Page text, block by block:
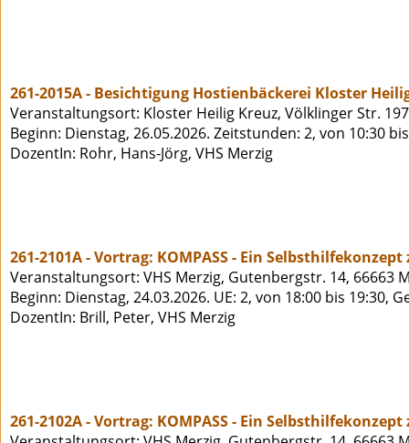
261-2015A - Besichtigung Hostienbäckerei Kloster
Veranstaltungsort: Kloster Heilig Kreuz, Völklinger Str.
Beginn: Dienstag, 26.05.2026. Zeitstunden: 2, von 10:30
DozentIn: Rohr, Hans-Jörg, VHS Merzig
261-2101A - Vortrag: KOMPASS - Ein
Veranstaltungsort: VHS Merzig, Gutenbergstr. 14, 66663
Beginn: Dienstag, 24.03.2026. UE: 2, von 18:00 bis 19:30,
DozentIn: Brill, Peter, VHS Merzig
261-2102A - Vortrag: KOMPASS - Ein